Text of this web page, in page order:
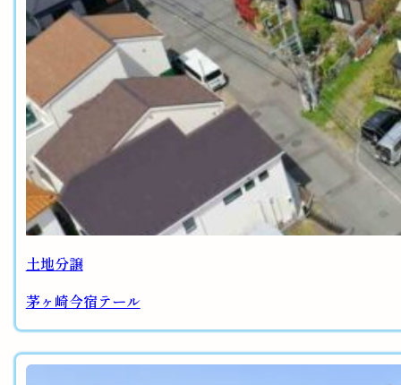
土地分譲
茅ヶ崎今宿テール